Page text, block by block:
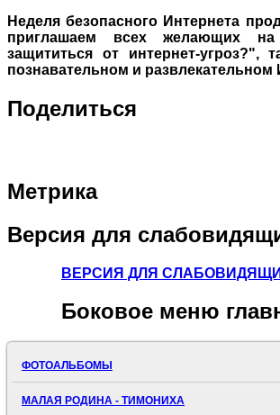
Неделя безопасного Интернета
приглашаем всех желающих на
защититься от интернет-угроз?",
познавательном и развлекательном
Поделиться
Метрика
Версия для
ВЕРСИЯ ДЛЯ
Боковое меню
ФОТОАЛЬБОМЫ
МАЛАЯ РОДИНА - ТИМОНИХА